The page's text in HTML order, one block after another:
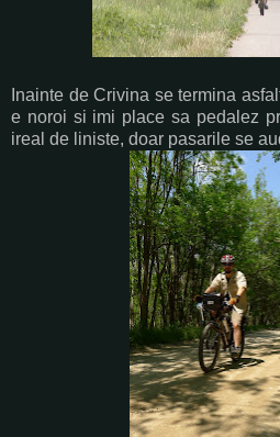
Inainte de Crivina se termina
e noroi si imi place sa pedalez
ireal de liniste, doar pasarile se